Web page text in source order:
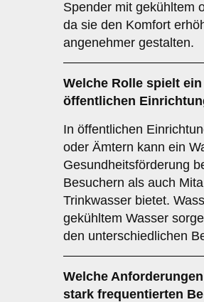
Spender mit gekühltem
da sie den Komfort
angenehmer gestalten.
Welche Rolle spielt
öffentlichen
In öffentlichen
oder Ämtern kann ein
Gesundheitsförderung
Besuchern als auch
Trinkwasser bietet.
gekühltem Wasser
den unterschiedlichen
Welche
stark frequentierten